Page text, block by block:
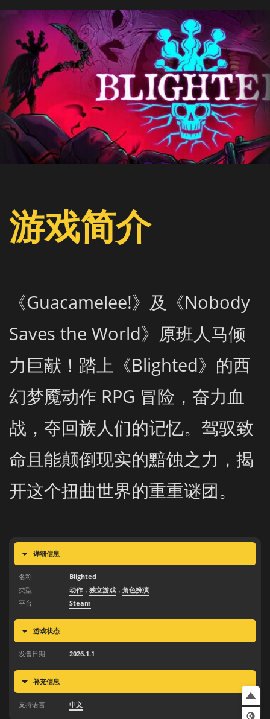
游戏简介
《Guacamelee!》及《Nobody
Saves the World》原班人马倾
力巨献！踏上《Blighted》的西
幻梦魇动作 RPG 冒险，奋力血
战，夺回族人们的记忆。驾驭致
命且能颠倒现实的黯蚀之力，揭
开这个扭曲世界的重重谜团。
详细信息
名称
Blighted
类型
动作 ， 独立游戏 ， 角色扮演
平台
Steam
游戏状态
发售日期 2026.1.1
补充信息
支持语言 中文